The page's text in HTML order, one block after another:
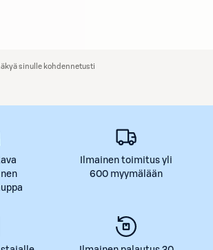
sinulle kohdennetusti
Ilmainen toimitus yli
600 myymälään